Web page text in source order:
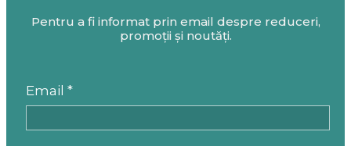
Pentru a fi informat prin email despre reduceri,
promoții și noutăți.
Email *